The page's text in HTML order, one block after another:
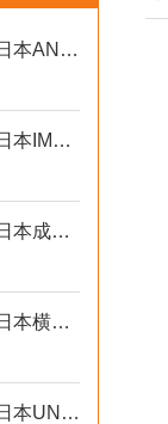
到货！京都玉崎深圳仓库到货日本AND 电子秤HV-60KCEP
到货！京都玉崎深圳仓库到货日本IMADA 推拉力计 DST-20N
到货！京都玉崎深圳仓库到货日本成茂锻针仪MF2
到货！京都玉崎深圳仓库到货日本横河 电导率仪传感器 SC8SG-R31-T-305-P1-A
到货！京都玉崎深圳仓库到货日本UNITTA音波式皮带张力计U-550替换U-508